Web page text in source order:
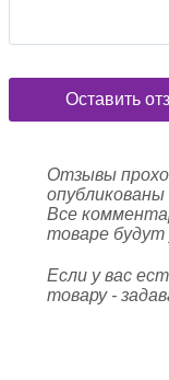
Оставить
Отзывы
опубликованы
Все
товаре будут
Если у вас
товару -